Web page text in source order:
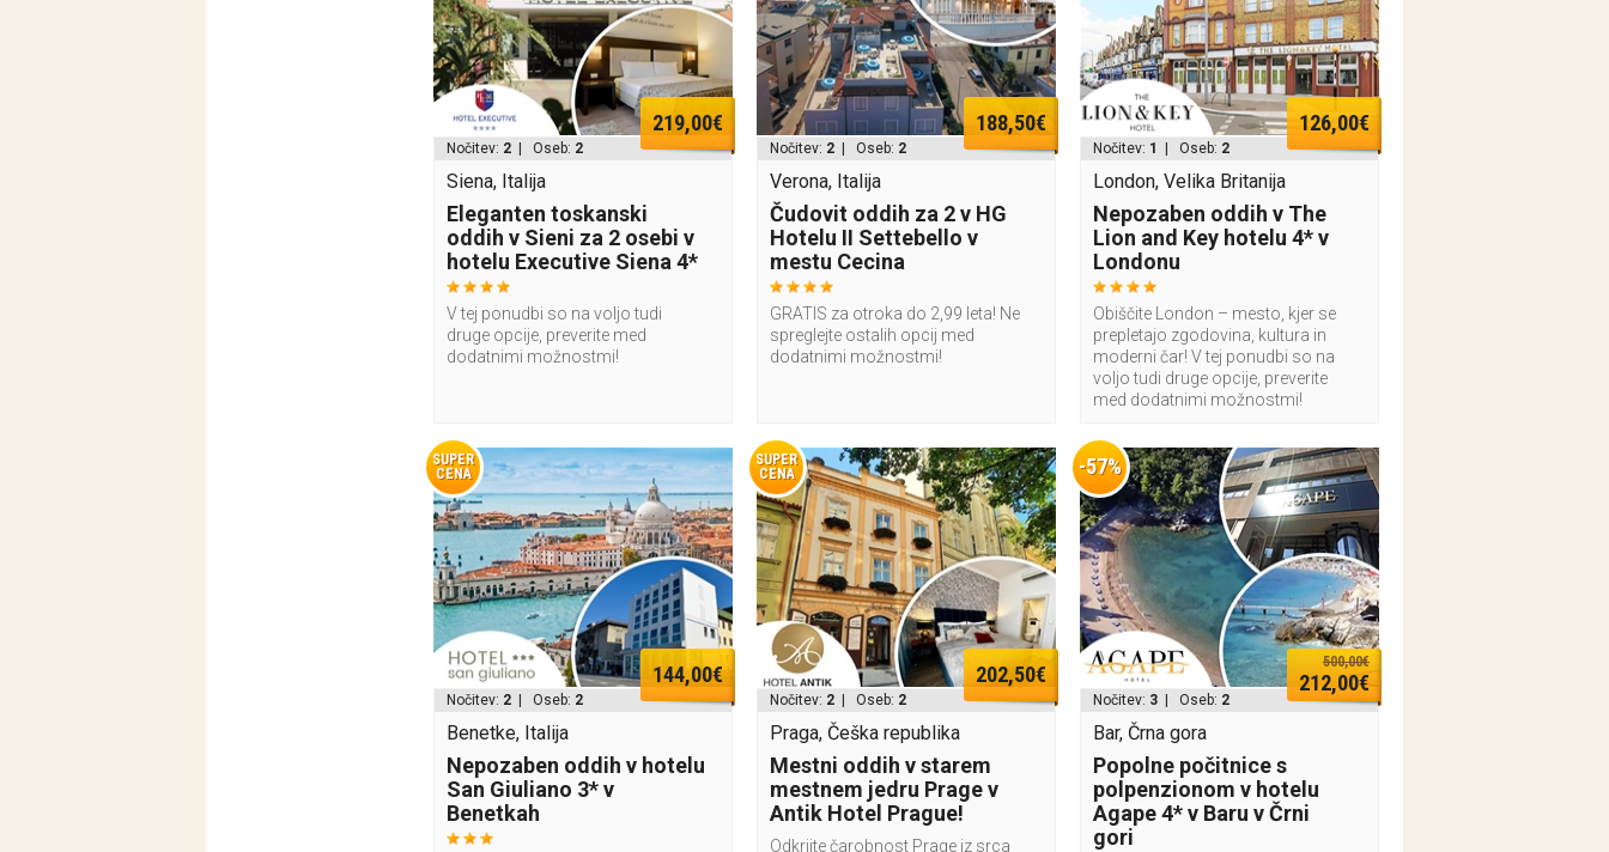
219,00€
Nočitev: 2 | Oseb: 2
Siena, Italija
Eleganten toskanski
oddih v Sieni za 2 osebi v
hotelu Executive Siena 4*
V tej ponudbi so na voljo tudi
druge opcije, preverite med
dodatnimi možnostmi!
188,50€
Nočitev: 2 | Oseb: 2
Verona, Italija
Čudovit oddih za 2 v HG
Hotelu II Settebello v
mestu Cecina
GRATIS za otroka do 2,99 leta! Ne
spreglejte ostalih opcij med
dodatnimi možnostmi!
126,00€
Nočitev: 1 | Oseb: 2
London, Velika Britanija
Nepozaben oddih v The
Lion and Key hotelu 4* v
Londonu
Obiščite London – mesto, kjer se
prepletajo zgodovina, kultura in
moderni čar! V tej ponudbi so na
voljo tudi druge opcije, preverite
med dodatnimi možnostmi!
SUPER
CENA
144,00€
Nočitev: 2 | Oseb: 2
Benetke, Italija
Nepozaben oddih v hotelu
San Giuliano 3* v
Benetkah
SUPER
CENA
202,50€
Nočitev: 2 | Oseb: 2
Praga, Češka republika
Mestni oddih v starem
mestnem jedru Prage v
Antik Hotel Prague!
Odkrijte čarobnost Prage iz srca
-57%
500,00€
212,00€
Nočitev: 3 | Oseb: 2
Bar, Črna gora
Popolne počitnice s
polpenzionom v hotelu
Agape 4* v Baru v Črni
gori